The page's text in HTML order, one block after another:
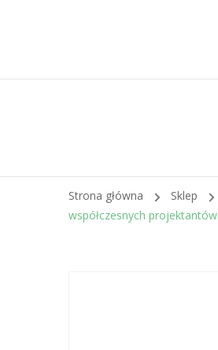
Strona główna Sklep
współczesnych projektantów